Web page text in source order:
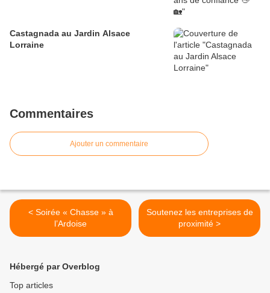
Castagnada au Jardin Alsace
Lorraine
Commentaires
Ajouter un commentaire
< Soirée « Chasse » à
l’Ardoise
Soutenez les entreprises de
proximité >
Hébergé par Overblog
Top articles